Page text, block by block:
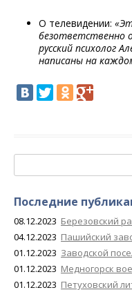
О телевидении:
безответственно
русский психолог
написаны на
Последние
08.12.2023 Березовский
04.12.2023 Пашийский
01.12.2023 Заводской
01.12.2023 Медногорск
01.12.2023 Петуховский